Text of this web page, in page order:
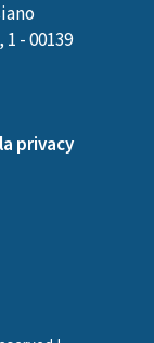
- 00139
privacy